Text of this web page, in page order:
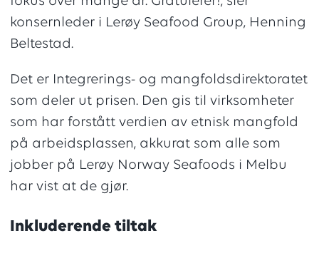
konsernleder i Lerøy Seafood Group, Henning
Beltestad.
Det er Integrerings- og mangfoldsdirektoratet
som deler ut prisen. Den gis til virksomheter
som har forstått verdien av etnisk mangfold
på arbeidsplassen, akkurat som alle som
jobber på Lerøy Norway Seafoods i Melbu
har vist at de gjør.
Inkluderende tiltak